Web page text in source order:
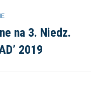
na 3. Niedz.
2019